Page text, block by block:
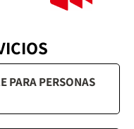
PARA PERSONAS